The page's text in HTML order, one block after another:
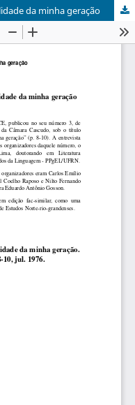
da minha geração